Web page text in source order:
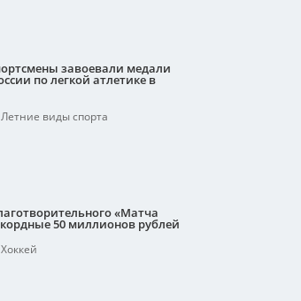
завоевали медали
по легкой атлетике в
Летние виды спорта
«Матча
50 миллионов рублей
Хоккей